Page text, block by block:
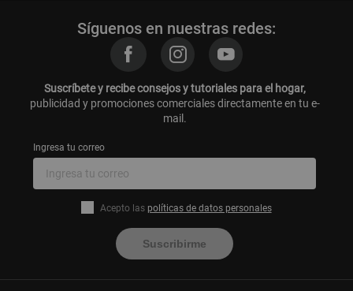
Cafeteras Thomas
Hornos Microondas Thomas
Exprimidores de Naranja Thomas
Vaporizadores Thomas
Tostadoras Thomas
Horno Electrico Thomas 100 Litros
Utensilios de Cocina Thomas
Síguenos en nuestras redes:
Suscríbete y recibe consejos y tutoriales para el hogar,
publicidad y promociones comerciales directamente en tu e-
mail.
Ingresa tu correo
Acepto las políticas de datos personales
Suscribirme